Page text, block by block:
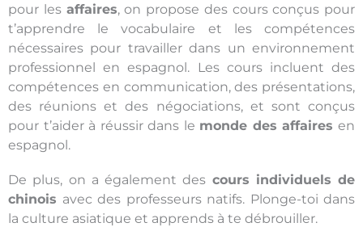
pour les affaires, on propose des cours conçus pour
t’apprendre le vocabulaire et les compétences
nécessaires pour travailler dans un environnement
professionnel en espagnol. Les cours incluent des
compétences en communication, des présentations,
des réunions et des négociations, et sont conçus
pour t’aider à réussir dans le monde des affaires en
espagnol.
De plus, on a également des cours individuels de
chinois avec des professeurs natifs. Plonge-toi dans
la culture asiatique et apprends à te débrouiller.